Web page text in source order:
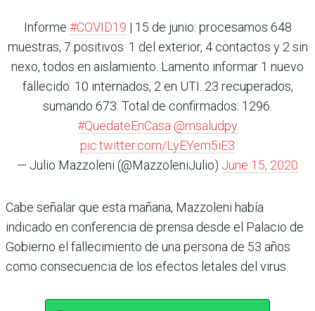
Informe #COVID19 | 15 de junio: procesamos 648
muestras, 7 positivos: 1 del exterior, 4 contactos y 2 sin
nexo, todos en aislamiento. Lamento informar 1 nuevo
fallecido. 10 internados, 2 en UTI. 23 recuperados,
sumando 673. Total de confirmados: 1296.
#QuedateEnCasa @msaludpy
pic.twitter.com/LyEYem5iE3
— Julio Mazzoleni (@MazzoleniJulio) June 15, 2020
Cabe señalar que esta mañana, Mazzoleni había
indicado en conferencia de prensa desde el Palacio de
Gobierno el fallecimiento de una persona de 53 años
como consecuencia de los efectos letales del virus.